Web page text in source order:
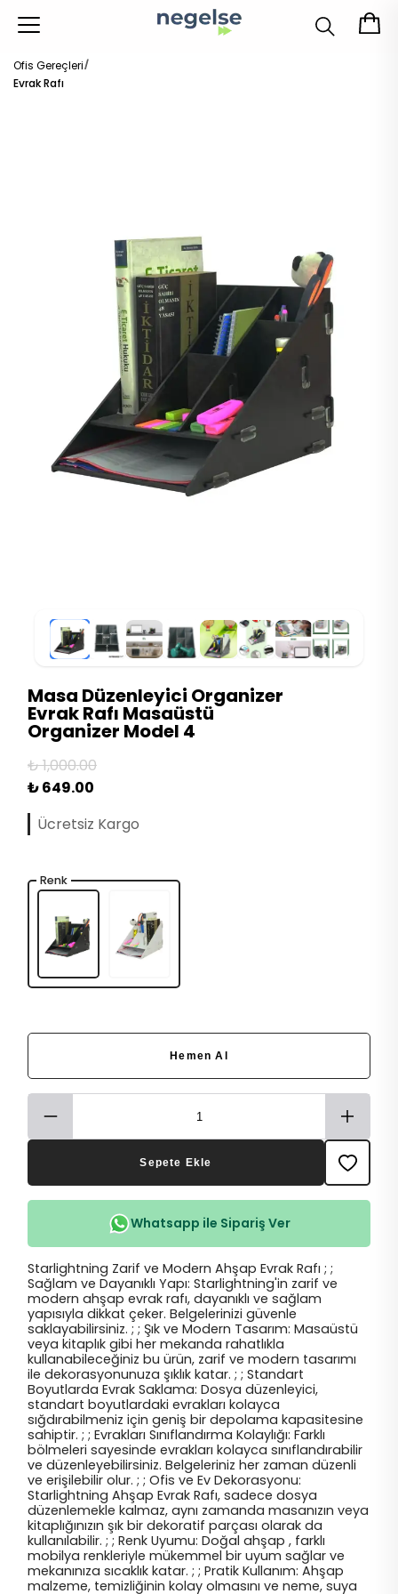
Ofis Gereçleri
Evrak Rafı
Masa Düzenleyici Organizer
Evrak Rafı Masaüstü
Organizer Model 4
₺ 1,000.00
₺ 649.00
Ücretsiz Kargo
Renk
Hemen Al
Sepete Ekle
Whatsapp ile Sipariş Ver
Starlightning Zarif ve Modern Ahşap Evrak Rafı ; ;
Sağlam ve Dayanıklı Yapı: Starlightning'in zarif ve
modern ahşap evrak rafı, dayanıklı ve sağlam
yapısıyla dikkat çeker. Belgelerinizi güvenle
saklayabilirsiniz. ; ; Şık ve Modern Tasarım: Masaüstü
veya kitaplık gibi her mekanda rahatlıkla
kullanabileceğiniz bu ürün, zarif ve modern tasarımı
ile dekorasyonunuza şıklık katar. ; ; Standart
Boyutlarda Evrak Saklama: Dosya düzenleyici,
standart boyutlardaki evrakları kolayca
sığdırabilmeniz için geniş bir depolama kapasitesine
sahiptir. ; ; Evrakları Sınıflandırma Kolaylığı: Farklı
bölmeleri sayesinde evrakları kolayca sınıflandırabilir
ve düzenleyebilirsiniz. Belgeleriniz her zaman düzenli
ve erişilebilir olur. ; ; Ofis ve Ev Dekorasyonu:
Starlightning Ahşap Evrak Rafı, sadece dosya
düzenlemekle kalmaz, aynı zamanda masanızın veya
kitaplığınızın şık bir dekoratif parçası olarak da
kullanılabilir. ; ; Renk Uyumu: Doğal ahşap , farklı
mobilya renkleriyle mükemmel bir uyum sağlar ve
mekanınıza sıcaklık katar. ; ; Pratik Kullanım: Ahşap
malzeme, temizliğinin kolay olmasını ve neme, suya